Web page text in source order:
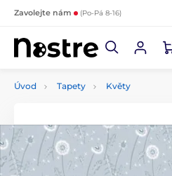
Zavolejte nám (Po-Pá 8-16)
Úvod Tapety Květy